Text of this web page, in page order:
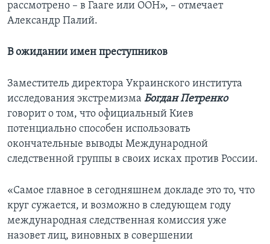
рассмотрено – в Гааге или ООН», – отмечает
Александр Палий.
В ожидании имен преступников
Заместитель директора Украинского института
исследования экстремизма Богдан Петренко
говорит о том, что официальный Киев
потенциально способен использовать
окончательные выводы Международной
следственной группы в своих исках против России.
«Самое главное в сегодняшнем докладе это то, что
круг сужается, и возможно в следующем году
международная следственная комиссия уже
назовет лиц, виновных в совершении